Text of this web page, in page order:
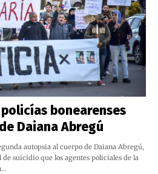
bonearenses
Daiana Abregú
autopsia al cuerpo de Daiana Abregú,
suicidio que los agentes policiales de la